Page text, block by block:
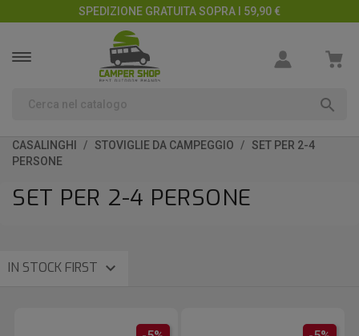
SPEDIZIONE GRATUITA SOPRA I 59,90 €

CASALINGHI STOVIGLIE DA CAMPEGGIO
SET PER 2-4
PERSONE
SET PER 2-4 PERSONE
IN STOCK FIRST 